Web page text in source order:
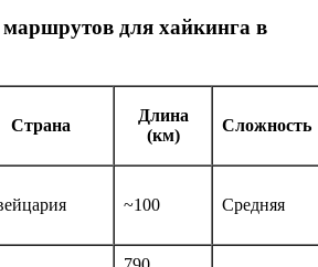
для хайкинга в
Страна
Длина
(км)
Сложность
~100 Средняя